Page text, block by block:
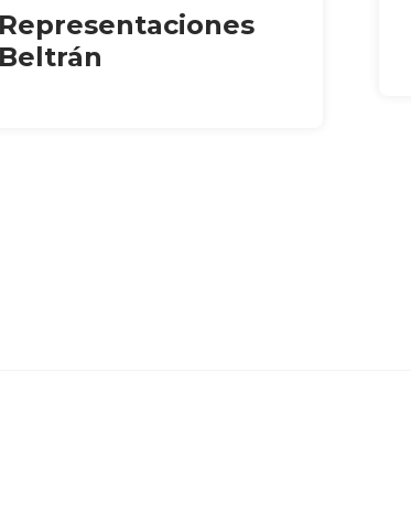
Representaciones
Beltrán